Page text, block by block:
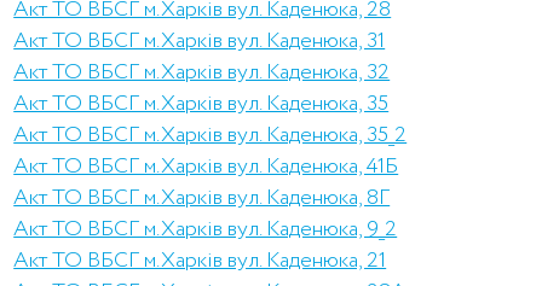
Акт ТО ВБСГ м.Харків вул. Каденюка, 28
Акт ТО ВБСГ м.Харків вул. Каденюка, 31
Акт ТО ВБСГ м.Харків вул. Каденюка, 32
Акт ТО ВБСГ м.Харків вул. Каденюка, 35
Акт ТО ВБСГ м.Харків вул. Каденюка, 35_2
Акт ТО ВБСГ м.Харків вул. Каденюка, 41Б
Акт ТО ВБСГ м.Харків вул. Каденюка, 8Г
Акт ТО ВБСГ м.Харків вул. Каденюка, 9_2
Акт ТО ВБСГ м.Харків вул. Каденюка, 21